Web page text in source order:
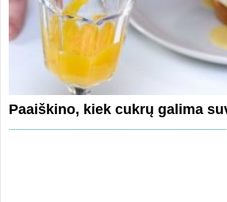
Paaiškino, kiek cukrų galima